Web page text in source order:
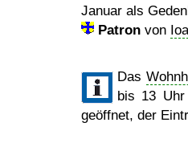
Januar als
Patron von
Das
bis 13
geöffnet, der